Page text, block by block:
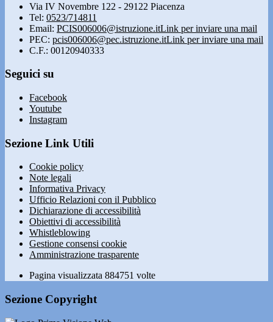
Via IV Novembre 122 - 29122 Piacenza
Tel: 0523/714811
Email: PCIS006006@istruzione.itLink per inviare una mail
PEC: pcis006006@pec.istruzione.itLink per inviare una mail
C.F.: 00120940333
Seguici su
Facebook
Youtube
Instagram
Sezione Link Utili
Cookie policy
Note legali
Informativa Privacy
Ufficio Relazioni con il Pubblico
Dichiarazione di accessibilità
Obiettivi di accessibilità
Whistleblowing
Gestione consensi cookie
Amministrazione trasparente
Pagina visualizzata 884751 volte
Sezione Copyright